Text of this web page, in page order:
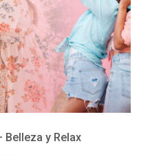
Belleza y Relax